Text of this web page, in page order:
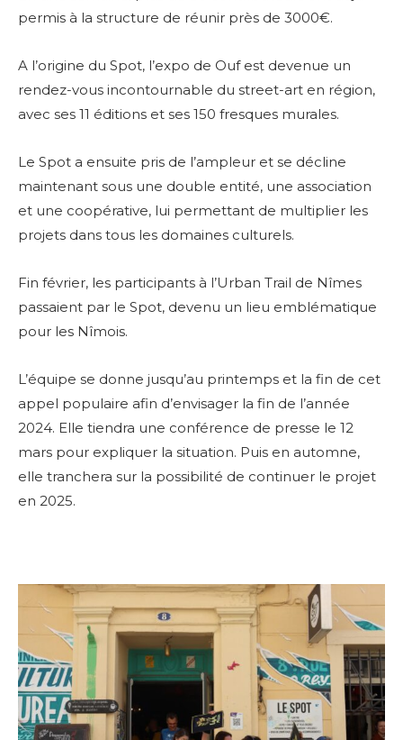
permis à la structure de réunir près de 3000€.
A l’origine du Spot, l’expo de Ouf est devenue un
rendez-vous incontournable du street-art en région,
avec ses 11 éditions et ses 150 fresques murales.
Le Spot a ensuite pris de l’ampleur et se décline
maintenant sous une double entité, une association
et une coopérative, lui permettant de multiplier les
projets dans tous les domaines culturels.
Fin février, les participants à l’Urban Trail de Nîmes
passaient par le Spot, devenu un lieu emblématique
pour les Nîmois.
L’équipe se donne jusqu’au printemps et la fin de cet
appel populaire afin d’envisager la fin de l’année
2024. Elle tiendra une conférence de presse le 12
mars pour expliquer la situation. Puis en automne,
elle tranchera sur la possibilité de continuer le projet
en 2025.